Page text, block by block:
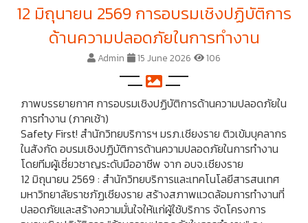
12 มิถุนายน 2569 การอบรมเชิงปฏิบัติการ
ด้านความปลอดภัยในการทำงาน
Admin 15 June 2026 106
ภาพบรรยายกาศ การอบรมเชิงปฏิบัติการด้านความปลอดภัยใน
การทำงาน (ภาคเช้า)
Safety First! สำนักวิทยบริการฯ มรภ.เชียงราย ติวเข้มบุคลากร
ในสังกัด อบรมเชิงปฏิบัติการด้านความปลอดภัยในการทำงาน
โดยทีมผู้เชี่ยวชาญระดับมืออาชีพ จาก อบจ.เชียงราย
12 มิถุนายน 2569 : สำนักวิทยบริการและเทคโนโลยีสารสนเทศ
มหาวิทยาลัยราชภัฏเชียงราย สร้างสภาพแวดล้อมการทำงานที่
ปลอดภัยและสร้างความมั่นใจให้แก่ผู้ใช้บริการ จัดโครงการ